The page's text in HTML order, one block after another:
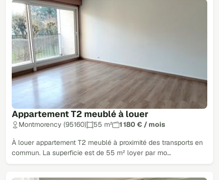
Appartement T2 meublé à louer
Montmorency (95160) 55 m² 1 180 € / mois
À louer appartement T2 meublé à proximité des transports en
commun. La superficie est de 55 m² loyer par mo…